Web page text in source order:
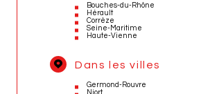
Bouches-du-Rhône
Hérault
Corrèze
Seine-Maritime
Haute-Vienne
Dans les villes
Germond-Rouvre
Niort